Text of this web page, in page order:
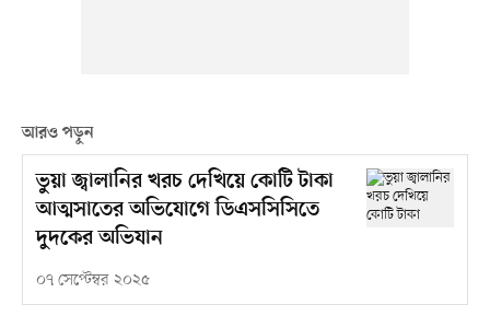
আরও পড়ুন
ভুয়া জ্বালানির খরচ দেখিয়ে কোটি টাকা
আত্মসাতের অভিযোগে ডিএসসিসিতে
দুদকের অভিযান
০৭ সেপ্টেম্বর ২০২৫